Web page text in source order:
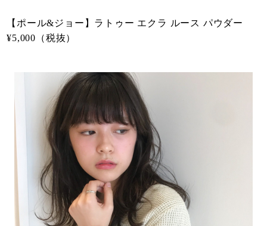
【ポール&ジョー】ラトゥー エクラ ルース パウダー
¥5,000（税抜）